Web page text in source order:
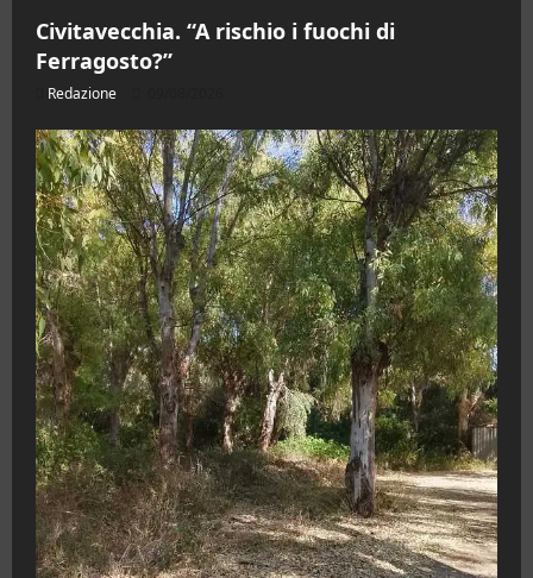
Civitavecchia. “A rischio i fuochi di
Ferragosto?”
Redazione